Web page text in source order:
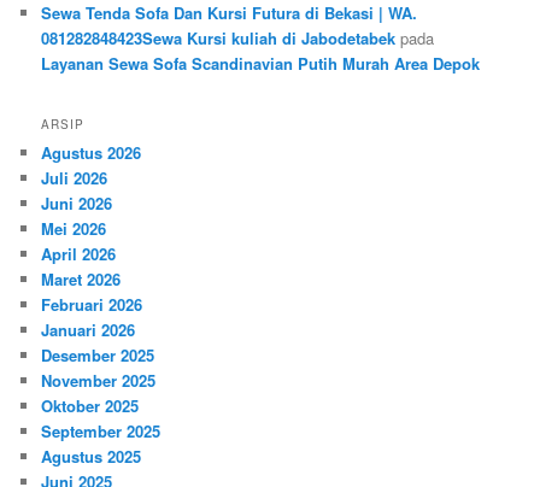
Sewa Tenda Sofa Dan Kursi Futura di Bekasi | WA.
081282848423Sewa Kursi kuliah di Jabodetabek pada
Layanan Sewa Sofa Scandinavian Putih Murah Area Depok
ARSIP
Agustus 2026
Juli 2026
Juni 2026
Mei 2026
April 2026
Maret 2026
Februari 2026
Januari 2026
Desember 2025
November 2025
Oktober 2025
September 2025
Agustus 2025
Juni 2025